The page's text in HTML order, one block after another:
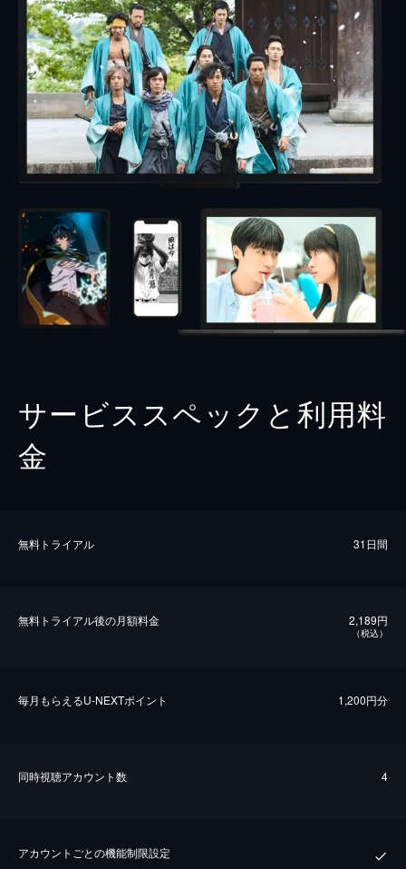
サービススペックと利用料
金
無料トライアル 31日間
無料トライアル後の⽉額料金 2,189円
（税込）
毎⽉もらえるU-NEXTポイント 1,200円分
同時視聴アカウント数 4
アカウントごとの機能制限設定